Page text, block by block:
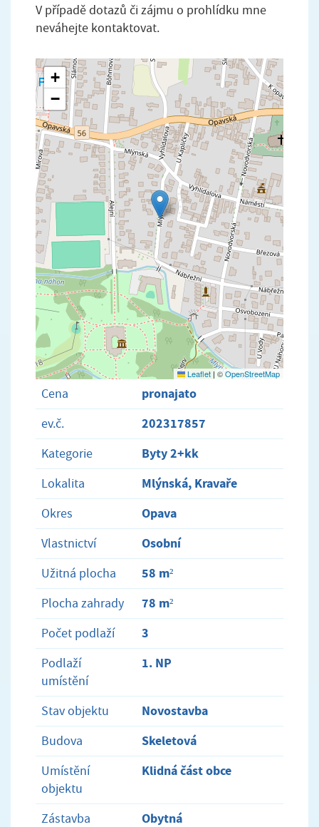
V případě dotazů či zájmu o prohlídku mne
neváhejte kontaktovat.
+
−
Leaflet | ©OpenStreetMap
Cena pronajato
ev.č. 202317857
Kategorie Byty 2+kk
Lokalita Mlýnská, Kravaře
Okres Opava
Vlastnictví Osobní
Užitná plocha 58 m²
Plocha zahrady 78 m²
Počet podlaží 3
Podlaží
umístění
1. NP
Stav objektu Novostavba
Budova Skeletová
Umístění
objektu
Klidná část obce
Zástavba Obytná